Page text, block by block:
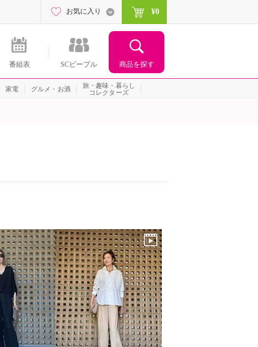
番組表 SCピープル 商品を探す
お気に入り ¥0
家電 グルメ・お酒
旅・趣味・暮らし
コレクターズ